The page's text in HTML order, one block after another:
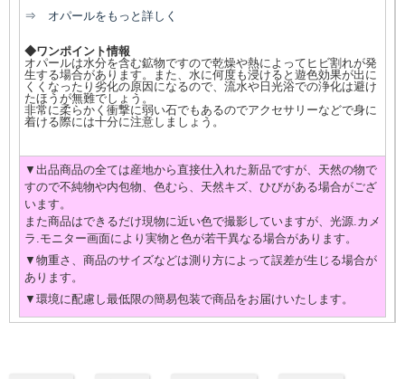
⇒ オパールをもっと詳しく
◆ワンポイント情報
オパールは水分を含む鉱物ですので乾燥や熱によってヒビ割れが発
生する場合があります。また、水に何度も浸けると遊色効果が出に
くくなったり劣化の原因になるので、流水や日光浴での浄化は避け
たほうが無難でしょう。
非常に柔らかく衝撃に弱い石でもあるのでアクセサリーなどで身に
着ける際には十分に注意しましょう。
▼出品商品の全ては産地から直接仕入れた新品ですが、天然の物で
すので不純物や内包物、色むら、天然キズ、ひびがある場合がござ
います。
また商品はできるだけ現物に近い色で撮影していますが、光源.カメ
ラ.モニター画面により実物と色が若干異なる場合があります。
▼物重さ、商品のサイズなどは測り方によって誤差が生じる場合が
あります。
▼環境に配慮し最低限の簡易包装で商品をお届けいたします。